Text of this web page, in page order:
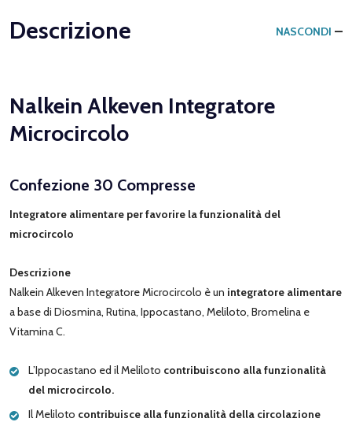
Descrizione NASCONDI
Nalkein Alkeven Integratore
Microcircolo
Confezione 30 Compresse
Integratore alimentare per favorire la funzionalità del
microcircolo
Descrizione
Nalkein Alkeven Integratore Microcircolo è un integratore alimentare
a base di Diosmina, Rutina, Ippocastano, Meliloto, Bromelina e
Vitamina C.
L’Ippocastano ed il Meliloto contribuiscono alla funzionalità
del microcircolo.
Il Meliloto contribuisce alla funzionalità della circolazione